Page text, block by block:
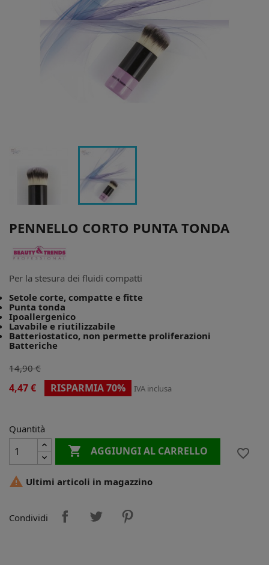
PENNELLO CORTO PUNTA TONDA
Per la stesura dei fluidi compatti
Setole corte, compatte e fitte
Punta tonda
Ipoallergenico
Lavabile e riutilizzabile
Batteriostatico, non permette proliferazioni
Batteriche
14,90 €
4,47 € RISPARMIA 70% IVA inclusa
Quantità
 AGGIUNGI AL CARRELLO
favorite_border
 Ultimi articoli in magazzino
Condividi